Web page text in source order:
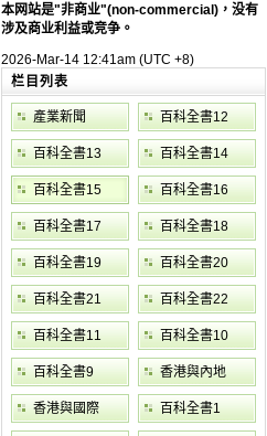
本网站是"非商业"(non-commercial)，没有
涉及商业利益或竞争。
2026-Mar-14 12:41am (UTC +8)
栏目列表
產業新聞 百科全書12
百科全書13 百科全書14
百科全書15 百科全書16
百科全書17 百科全書18
百科全書19 百科全書20
百科全書21 百科全書22
百科全書11 百科全書10
百科全書9 香港與內地
香港與國際 百科全書1